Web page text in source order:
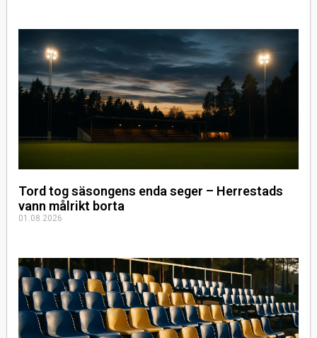
Tord tog säsongens enda seger – Herrestads
vann målrikt borta
01.08.2026